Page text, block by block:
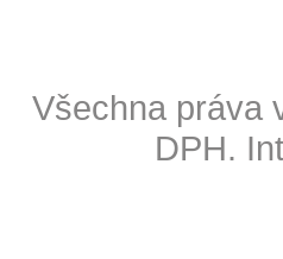
Všechna práva
DPH.